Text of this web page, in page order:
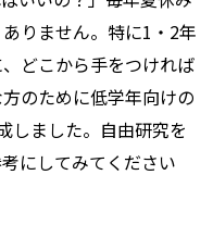
りません。特に1・2年
どこから手をつければ
のために低学年向けの
しました。自由研究を
にしてみてください